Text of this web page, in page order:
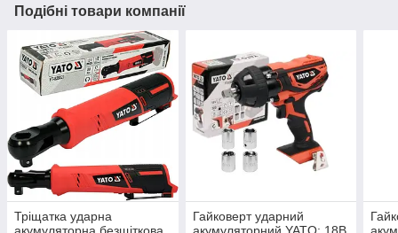
Подібні товари компанії
Тріщатка ударна
акумуляторна безщіткова
Гайковерт ударний
акумуляторний YATO: 18В